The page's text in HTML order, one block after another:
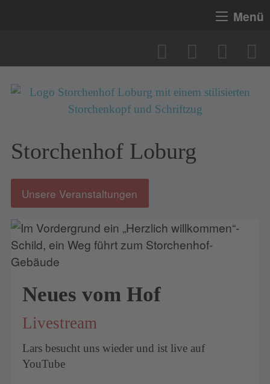
Menü
Storchenhof Loburg
Unsere Veranstaltungen
Neues vom Hof
Livestream
Lars besucht uns wieder und ist live auf
YouTube